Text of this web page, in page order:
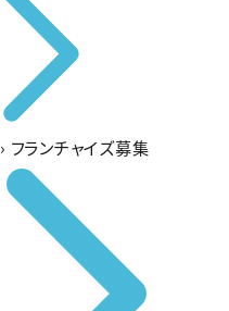
› フランチャイズ募集